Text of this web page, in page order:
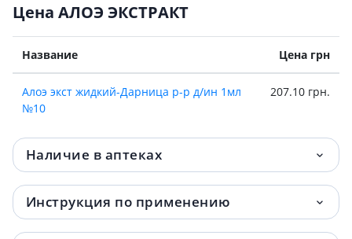
Цена АЛОЭ ЭКСТРАКТ
Название Цена грн
Алоэ экст жидкий-Дарница р-р д/ин 1мл
№10
207.10 грн.
Наличие в аптеках
Инструкция по применению